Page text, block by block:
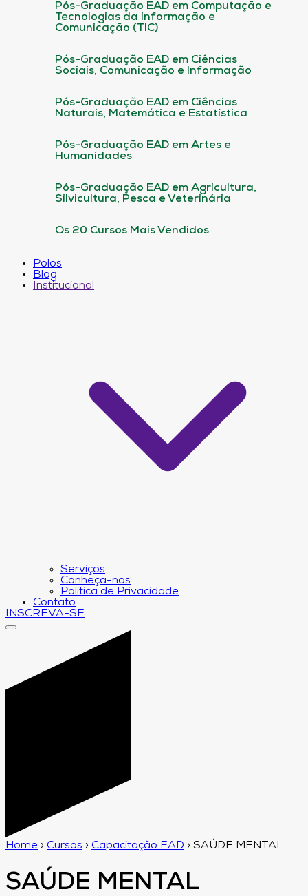
Pós-Graduação EAD em Computação e
Tecnologias da informação e
Comunicação (TIC)
Pós-Graduação EAD em Ciências
Sociais, Comunicação e Informação
Pós-Graduação EAD em Ciências
Naturais, Matemática e Estatística
Pós-Graduação EAD em Artes e
Humanidades
Pós-Graduação EAD em Agricultura,
Silvicultura, Pesca e Veterinária
Os 20 Cursos Mais Vendidos
Polos
Blog
Institucional
Serviços
Conheça-nos
Política de Privacidade
Contato
INSCREVA-SE
Home › Cursos › Capacitação EAD › SAÚDE MENTAL
SAÚDE MENTAL